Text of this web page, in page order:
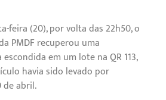
feira (20), por volta das 22h50, o
PMDF recuperou uma
em um lote na QR 113,
havia sido levado por
de abril.